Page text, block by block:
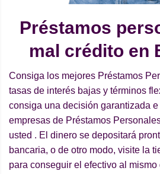
Préstamos
mal crédito en
Consiga los mejores Préstamos
tasas de interés bajas y términos
consiga una decisión garantizada
empresas de Préstamos
usted . El dinero se depositará
bancaria, o de otro modo, visite la
para conseguir el efectivo al mismo